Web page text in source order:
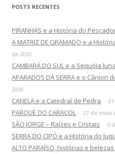
POSTS RECENTES
PIRANHAS e a História do
A MATRIZ DE GRAMADO e a
de 2020
CAMBARÁ DO SUL e a Sequóia
APARADOS DA SERRA e o Cânion
2020
CANELA e a Catedral de Pedra
PARQUE DO CARACOL 27 de maio
SÃO JORGE – Raízes e Cristais 5
SERRA DO CIPÓ e a História do
ALTO PARAÍSO, histórias e